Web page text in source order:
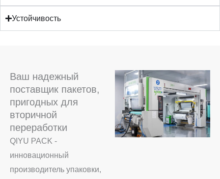
Устойчивость
Ваш надежный
поставщик пакетов,
пригодных для
вторичной
переработки
QIYU PACK -
инновационный
производитель упаковки,